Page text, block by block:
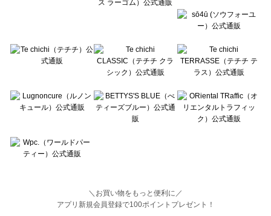
＼お買い物をもっと便利に／
アプリ新規会員登録で100ポイントプレゼント！